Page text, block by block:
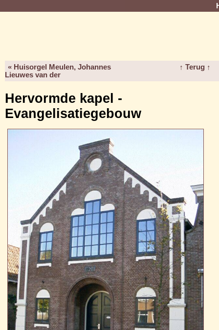
« Huisorgel Meulen, Johannes
Lieuwes van der
↑ Terug ↑
Hervormde kapel -
Evangelisatiegebouw